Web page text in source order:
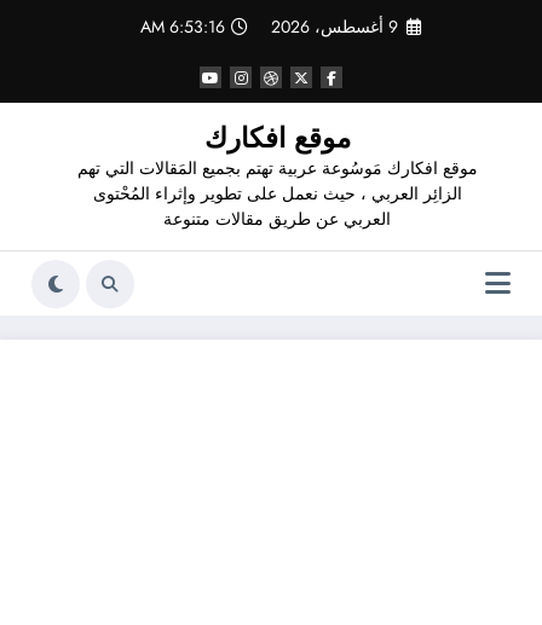
9 أغسطس، 2026 6:53:17 AM
موقع افكارك
موقع افكارك مَوسُوعة عربية تهتم بجميع المَقالات التي تهم
الزائِر العربي ، حيث نعمل على تطوير وإثراء المُحْتوى
العربي عن طريق مقالات متنوعة